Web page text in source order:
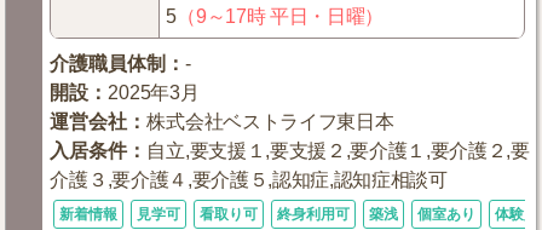
5 （9～17時 平日・日曜）
介護職員体制 ：-
開設 ： 2025年3月
運営会社 ：株式会社ベストライフ東日本
入居条件： 自立,要支援１,要支援２,要介護１,要介護２,要
介護３,要介護４,要介護５,認知症,認知症相談可
新着情報 見学可 看取り可 終身利用可 築浅 個室あり 体験入